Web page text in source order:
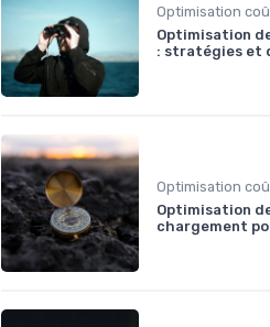
Optimisation
Optimisation
: stratégies et
Optimisation
Optimisation
chargement